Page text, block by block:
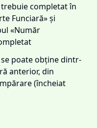
completat în
Funciară» și
«Număr
poate obține dintr-
anterior, din
(încheiat